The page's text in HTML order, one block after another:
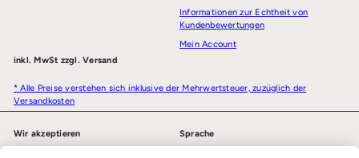
Informationen zur Echtheit von
Kundenbewertungen
Mein Account
inkl. MwSt zzgl. Versand
* Alle Preise verstehen sich inklusive der Mehrwertsteuer, zuzüglich der
Versandkosten
Wir akzeptieren Sprache